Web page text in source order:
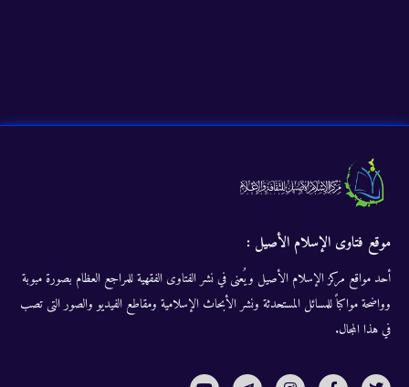
موقع فتاوى الإسلام الأصيل :
أحد مواقع مركز الإسلام الأصيل ويُعنى في نشر الفتاوى الفقهية للمراجع العظام بصورة مبوبة
وواضحة مواكباً للمسائل المستحدثة ونشر الأبحاث الإسلامية ومقاطع الفيديو والصور التى تصب
في هذا المجال.